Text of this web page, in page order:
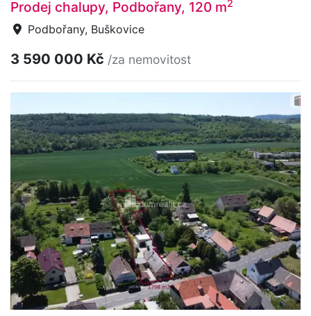
Prodej chalupy, Podbořany, 120 m2
Podbořany, Buškovice
3 590 000 Kč /za nemovitost